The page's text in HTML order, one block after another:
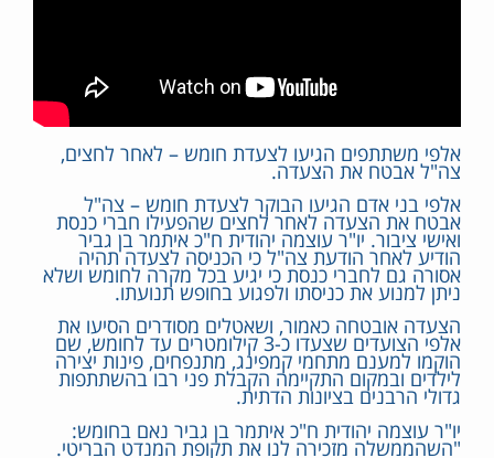
אלפי משתתפים הגיעו לצעדת חומש – לאחר לחצים,
צה"ל אבטח את הצעדה.
אלפי בני אדם הגיעו הבוקר לצעדת חומש – צה"ל
אבטח את הצעדה לאחר לחצים שהפעילו חברי כנסת
ואישי ציבור. יו"ר עוצמה יהודית ח"כ איתמר בן גביר
הודיע לאחר הודעת צה"ל כי הכניסה לצעדה תהיה
אסורה גם לחברי כנסת כי יגיע בכל מקרה לחומש ושלא
ניתן למנוע את כניסתו ולפגוע בחופש תנועתו.
הצעדה אובטחה כאמור, ושאטלים מסודרים הסיעו את
אלפי הצועדים שצעדו כ-3 קילומטרים עד לחומש, שם
הוקמו למענם מתחמי קמפינג, מתנפחים, פינות יצירה
לילדים ובמקום התקיימה הקבלת פני רבו בהשתתפות
גדולי הרבנים בציונות הדתית.
יו"ר עוצמה יהודית ח"כ איתמר בן גביר נאם בחומש:
"השהממשלה מזכירה לנו את תקופת המנדט הבריטי.